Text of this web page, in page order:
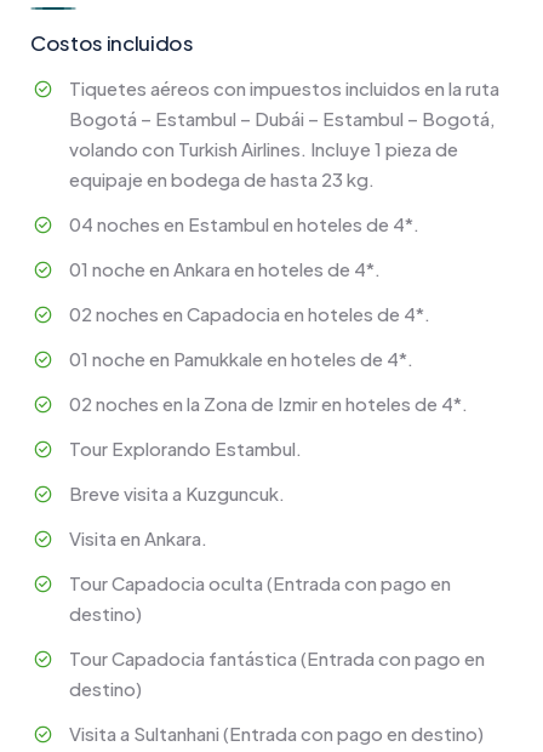
Costos incluidos
Tiquetes aéreos con impuestos incluidos en la ruta
Bogotá – Estambul – Dubái – Estambul – Bogotá,
volando con Turkish Airlines. Incluye 1 pieza de
equipaje en bodega de hasta 23 kg.
04 noches en Estambul en hoteles de 4*.
01 noche en Ankara en hoteles de 4*.
02 noches en Capadocia en hoteles de 4*.
01 noche en Pamukkale en hoteles de 4*.
02 noches en la Zona de Izmir en hoteles de 4*.
Tour Explorando Estambul.
Breve visita a Kuzguncuk.
Visita en Ankara.
Tour Capadocia oculta (Entrada con pago en
destino)
Tour Capadocia fantástica (Entrada con pago en
destino)
Visita a Sultanhani (Entrada con pago en destino)